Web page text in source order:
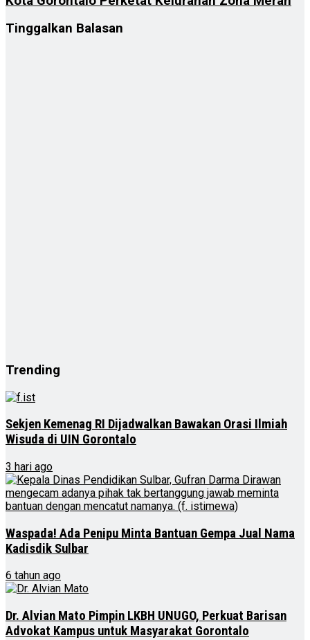
Tinggalkan Balasan
Trending
Sekjen Kemenag RI Dijadwalkan Bawakan Orasi Ilmiah
Wisuda di UIN Gorontalo
3 hari ago
Waspada! Ada Penipu Minta Bantuan Gempa Jual Nama
Kadisdik Sulbar
6 tahun ago
Dr. Alvian Mato Pimpin LKBH UNUGO, Perkuat Barisan
Advokat Kampus untuk Masyarakat Gorontalo